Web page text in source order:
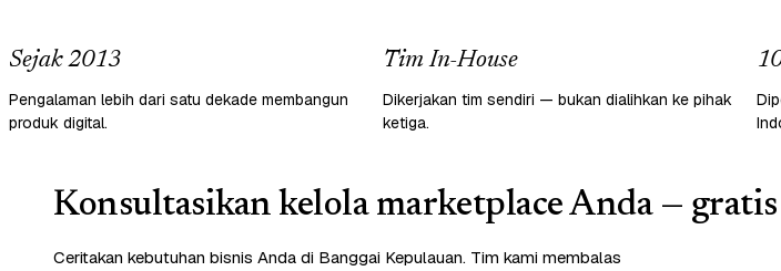
Sejak 2013
Pengalaman lebih dari satu dekade membangun
produk digital.
Tim In-House
Dikerjakan tim sendiri — bukan dialihkan ke pihak
ketiga.
Konsultasikan kelola marketplace Anda — gratis
Ceritakan kebutuhan bisnis Anda di Banggai Kepulauan. Tim kami membalas